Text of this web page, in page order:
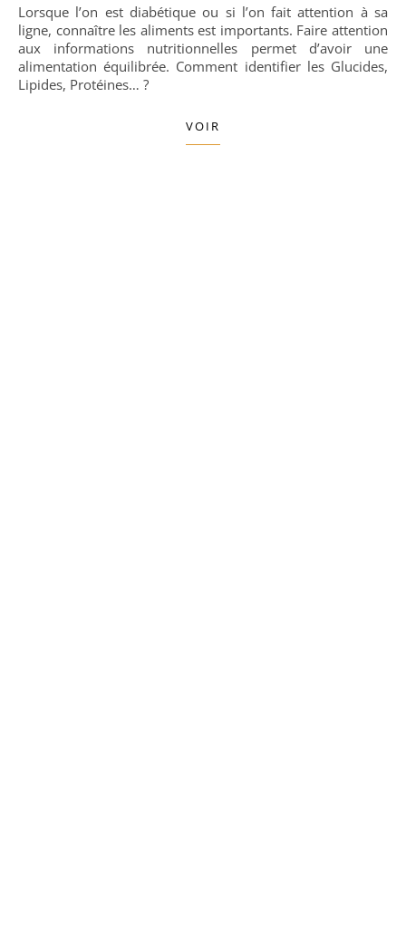
Lorsque l’on est diabétique ou si l’on fait attention à sa
ligne, connaître les aliments est importants. Faire attention
aux informations nutritionnelles permet d’avoir une
alimentation équilibrée. Comment identifier les Glucides,
Lipides, Protéines… ?
VOIR